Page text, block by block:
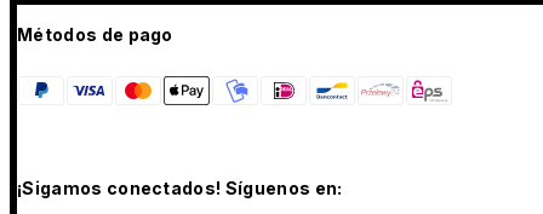
Métodos de pago
¡Sigamos conectados! Síguenos en: